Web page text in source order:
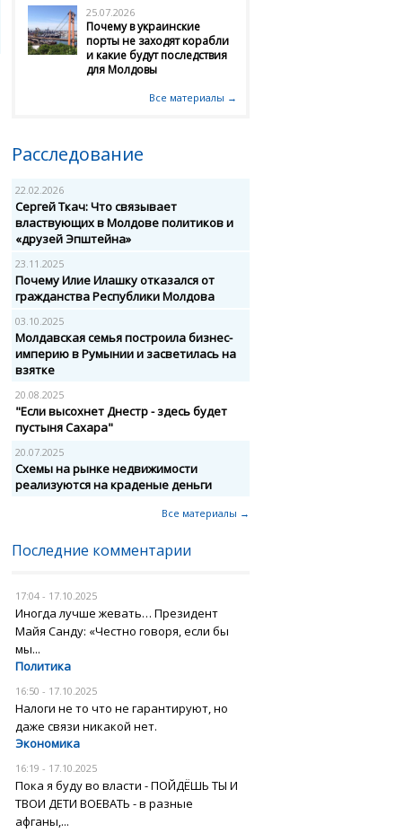
25.07.2026
Почему в украинские
порты не заходят корабли
и какие будут последствия
для Молдовы
Все материалы →
Расследование
22.02.2026
Сергей Ткач: Что связывает
властвующих в Молдове политиков и
«друзей Эпштейна»
23.11.2025
Почему Илие Илашку отказался от
гражданства Республики Молдова
03.10.2025
Молдавская семья построила бизнес-
империю в Румынии и засветилась на
взятке
20.08.2025
"Если высохнет Днестр - здесь будет
пустыня Сахара"
20.07.2025
Схемы на рынке недвижимости
реализуются на краденые деньги
Все материалы →
Последние комментарии
17:04 - 17.10.2025
Иногда лучше жевать… Президент
Майя Санду: «Честно говоря, если бы
мы...
Политика
16:50 - 17.10.2025
Налоги не то что не гарантируют, но
даже связи никакой нет.
Экономика
16:19 - 17.10.2025
Пока я буду во власти - ПОЙДЁШЬ ТЫ И
ТВОИ ДЕТИ ВОЕВАТЬ - в разные
афганы,...